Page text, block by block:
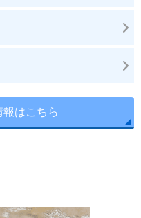
はこちら